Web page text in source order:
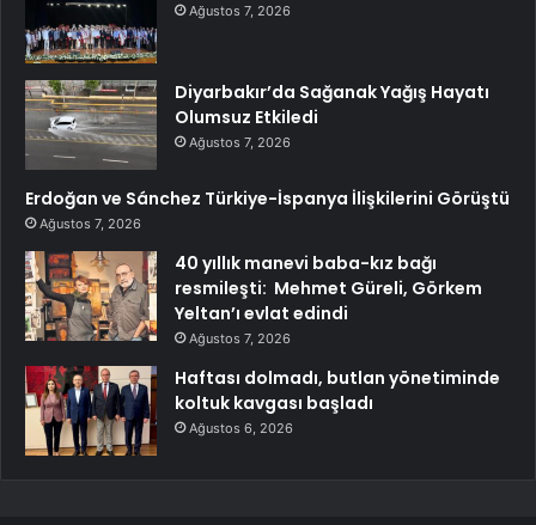
Ağustos 7, 2026
Diyarbakır’da Sağanak Yağış Hayatı
Olumsuz Etkiledi
Ağustos 7, 2026
Erdoğan ve Sánchez Türkiye-İspanya İlişkilerini Görüştü
Ağustos 7, 2026
40 yıllık manevi baba-kız bağı
resmileşti: Mehmet Güreli, Görkem
Yeltan’ı evlat edindi
Ağustos 7, 2026
Haftası dolmadı, butlan yönetiminde
koltuk kavgası başladı
Ağustos 6, 2026